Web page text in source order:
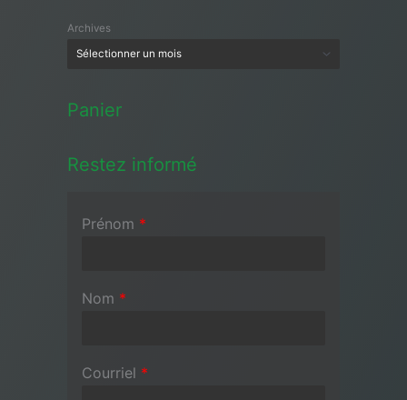
Archives
Panier
Restez informé
Prénom *
Nom *
Courriel *